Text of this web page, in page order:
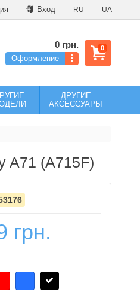
Вход RU UA
0
0 грн.
Оформление
ДРУГИЕ
АКСЕССУАРЫ
A71 (A715F)
грн.